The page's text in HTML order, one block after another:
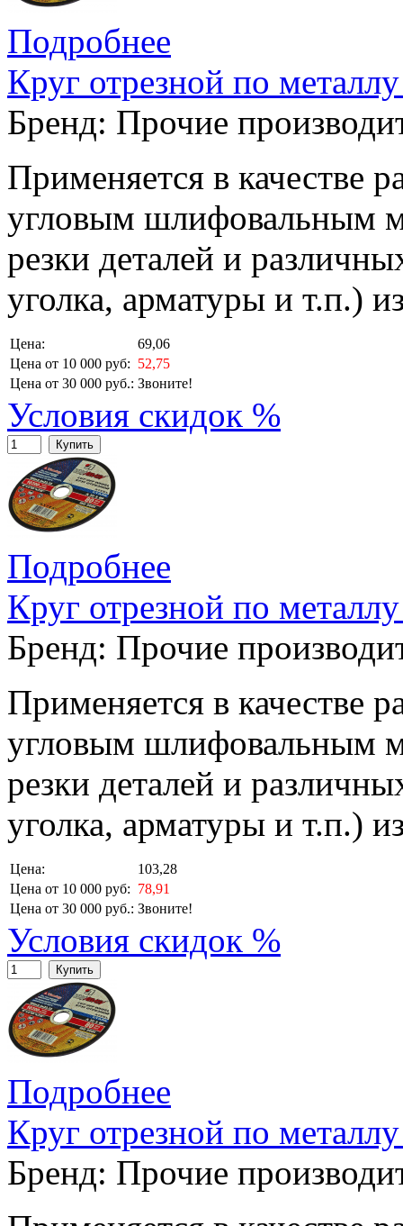
Подробнее
Круг отрезной по
Бренд: Прочие
Применяется в качестве
угловым шлифовальным
резки деталей и
уголка, арматуры и т.п.)
Цена:
69,06
Цена от 10 000 руб: 52,75
Цена от 30 000 руб.: Звоните!
Условия скидок %
Купить
Подробнее
Круг отрезной по
Бренд: Прочие
Применяется в качестве
угловым шлифовальным
резки деталей и
уголка, арматуры и т.п.)
Цена:
103,28
Цена от 10 000 руб: 78,91
Цена от 30 000 руб.: Звоните!
Условия скидок %
Купить
Подробнее
Круг отрезной по
Бренд: Прочие